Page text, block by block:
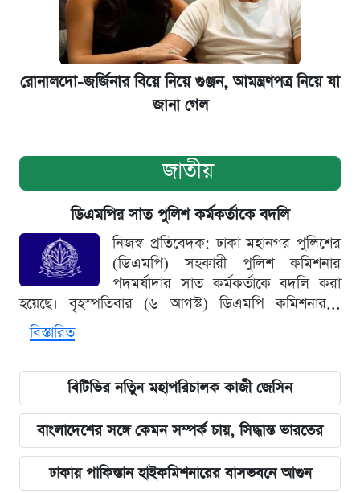
রোনালদো-জর্জিনার বিয়ে নিয়ে গুঞ্জন, আমন্ত্রণপত্র নিয়ে যা
জানা গেল
জাতীয়
ডিএমপির সাত পুলিশ কর্মকর্তাকে বদলি
নিজস্ব প্রতিবেদক: ঢাকা মহানগর পুলিশের
(ডিএমপি) সহকারী পুলিশ কমিশনার
পদমর্যাদার সাত কর্মকর্তাকে বদলি করা
হয়েছে। বৃহস্পতিবার (৬ আগস্ট) ডিএমপি কমিশনার...
বিস্তারিত
বিটিভির নতিুন মহাপরিচালক কাজী জেসিন
বাংলাদেশের সঙ্গে কেমন সম্পর্ক চায়, সিদ্ধান্ত ভারতের
ঢাকায় পাকিস্তান হাইকমিশনারের বাসভবনে আগুন